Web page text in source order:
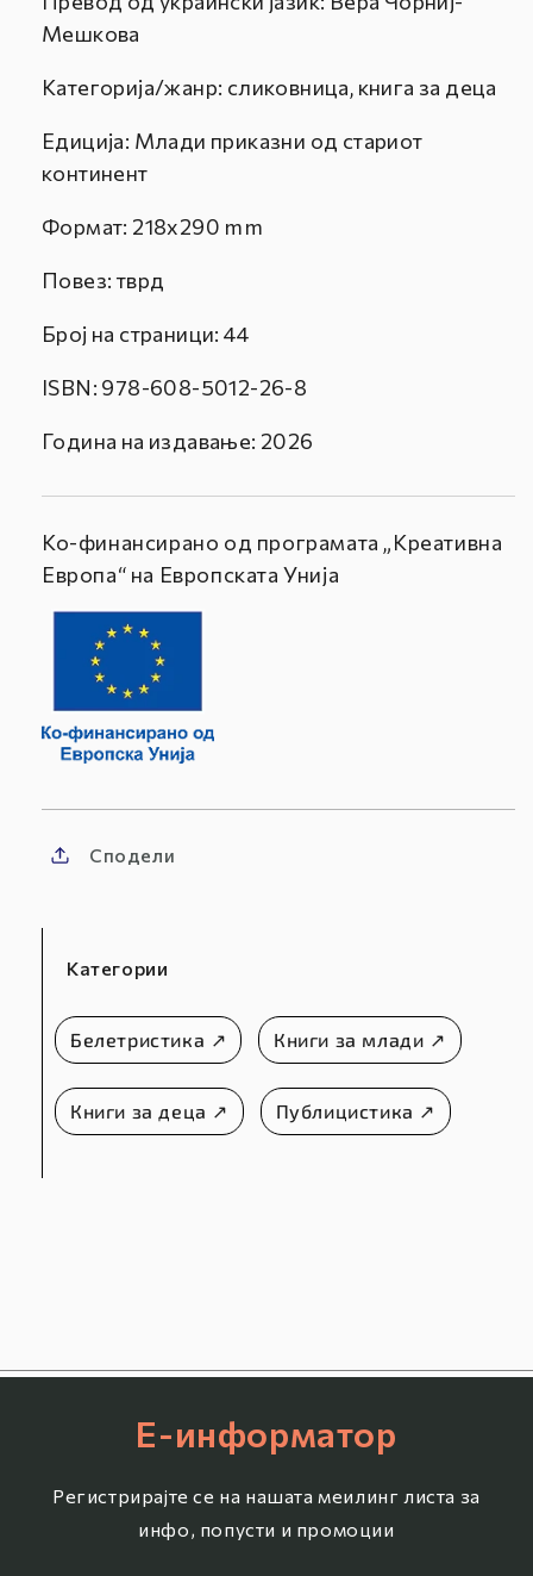
Мешкова
Категорија/жанр: сликовница, книга за деца
Едиција: Млади приказни од стариот
континент
Формат: 218x290 mm
Повез: тврд
Број на страници: 44
ISBN: 978-608-5012-26-8
Година на издавање: 2026
Ко-финансирано од програмата „Креативна
Европа“ на Европската Унија
Сподели
Категории
Белетристика ↗ Книги за млади ↗
Книги за деца ↗ Публицистика ↗
Е-информатор
Регистрирајте се на нашата меилинг листа за
инфо, попусти и промоции